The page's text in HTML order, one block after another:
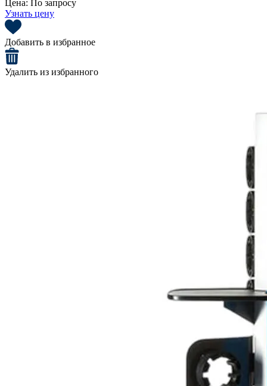
Цена: По запросу
Узнать цену
Добавить в избранное
Удалить из избранного